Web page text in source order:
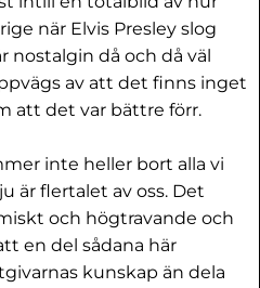
när Elvis Presley slog
nostalgin då och då väl
av att det finns inget
att det var bättre förr.
inte heller bort alla vi
är flertalet av oss. Det
och högtravande och
en del sådana här
kunskap än dela